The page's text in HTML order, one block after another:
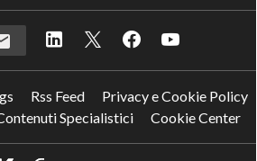
Rss Feed
Privacy e Cookie Policy
Specialistici
Cookie Center